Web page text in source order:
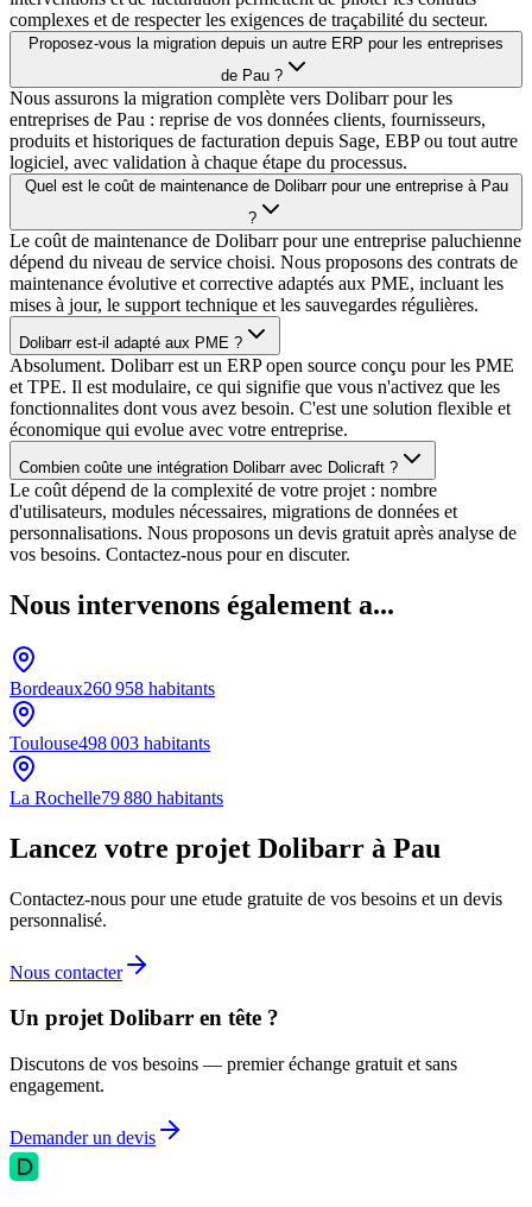
complexes et de respecter les exigences de traçabilité du secteur.
Proposez-vous la migration depuis un autre ERP pour les entreprises
de Pau ?
Nous assurons la migration complète vers Dolibarr pour les
entreprises de Pau : reprise de vos données clients, fournisseurs,
produits et historiques de facturation depuis Sage, EBP ou tout autre
logiciel, avec validation à chaque étape du processus.
Quel est le coût de maintenance de Dolibarr pour une entreprise à Pau
?
Le coût de maintenance de Dolibarr pour une entreprise paluchienne
dépend du niveau de service choisi. Nous proposons des contrats de
maintenance évolutive et corrective adaptés aux PME, incluant les
mises à jour, le support technique et les sauvegardes régulières.
Dolibarr est-il adapté aux PME ?
Absolument. Dolibarr est un ERP open source conçu pour les PME
et TPE. Il est modulaire, ce qui signifie que vous n'activez que les
fonctionnalites dont vous avez besoin. C'est une solution flexible et
économique qui evolue avec votre entreprise.
Combien coûte une intégration Dolibarr avec Dolicraft ?
Le coût dépend de la complexité de votre projet : nombre
d'utilisateurs, modules nécessaires, migrations de données et
personnalisations. Nous proposons un devis gratuit après analyse de
vos besoins. Contactez-nous pour en discuter.
Nous intervenons également a...
Bordeaux260 958 habitants
Toulouse498 003 habitants
La Rochelle79 880 habitants
Lancez votre projet Dolibarr à Pau
Contactez-nous pour une etude gratuite de vos besoins et un devis
personnalisé.
Nous contacter
Un projet Dolibarr en tête ?
Discutons de vos besoins — premier échange gratuit et sans
engagement.
Demander un devis